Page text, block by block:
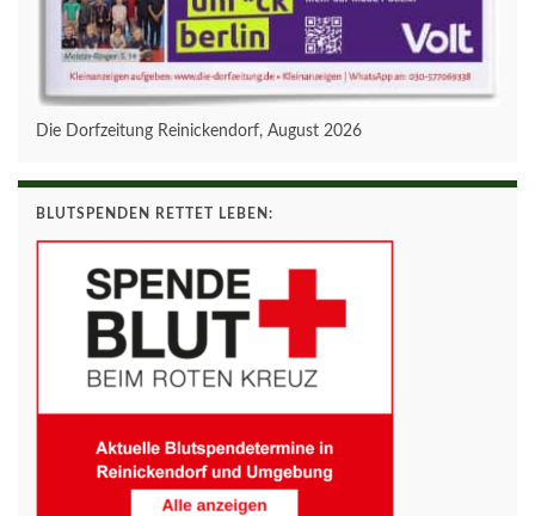
Die Dorfzeitung Reinickendorf, August 2026
BLUTSPENDEN RETTET LEBEN: